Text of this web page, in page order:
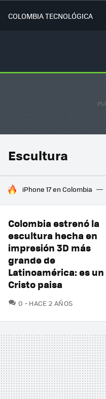
COLOMBIA TECNOLÓGICA
Escultura
HOY SE HABLA DE
iPhone 17 en Colombia
Colombia estrenó la
escultura hecha en
impresión 3D más
grande de
Latinoamérica: es un
Cristo paisa
0 COMENTARIOS
HACE 2 AÑOS